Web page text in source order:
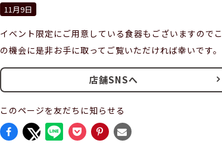
11月9日
イベント限定にご用意している食器もございますのでこ
の機会に是非お手に取ってご覧いただければ幸いです。
店舗SNSへ
このページを友だちに知らせる